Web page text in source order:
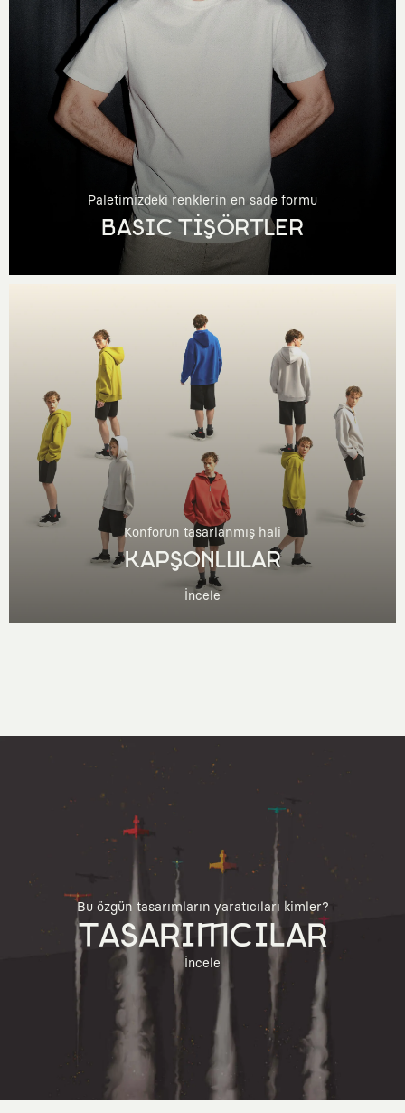
Paletimizdeki renklerin en sade formu
BASIC TİŞÖRTLER
Konforun tasarlanmış hali
KAPŞONLULAR
İncele
Bu özgün tasarımların yaratıcıları kimler?
TASARIMCILAR
İncele